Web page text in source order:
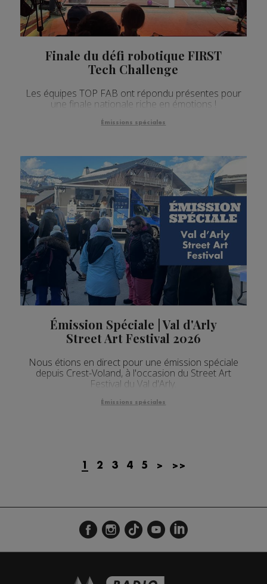
Finale du défi robotique FIRST
Tech Challenge
Les équipes TOP FAB ont répondu présentes pour
une finale nationale riche en émotions !
Émissions spéciales
Émission Spéciale | Val d'Arly
Street Art Festival 2026
Nous étions en direct pour une émission spéciale
depuis Crest-Voland, à l'occasion du Street Art
Festival du Val d'Arly.
Émissions spéciales
1 2 3 4 5 > >>